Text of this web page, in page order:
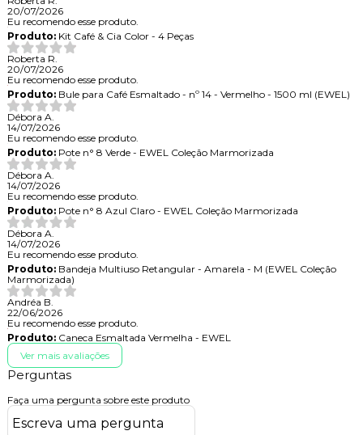
20/07/2026
Eu recomendo esse produto.
Produto:Kit Café & Cia Color - 4 Peças
Roberta R.
20/07/2026
Eu recomendo esse produto.
Produto:Bule para Café Esmaltado - nº 14 - Vermelho - 1500 ml (EWEL)
Débora A.
14/07/2026
Eu recomendo esse produto.
Produto:Pote n° 8 Verde - EWEL Coleção Marmorizada
Débora A.
14/07/2026
Eu recomendo esse produto.
Produto:Pote n° 8 Azul Claro - EWEL Coleção Marmorizada
Débora A.
14/07/2026
Eu recomendo esse produto.
Produto:Bandeja Multiuso Retangular - Amarela - M (EWEL Coleção
Marmorizada)
Andréa B.
22/06/2026
Eu recomendo esse produto.
Produto:Caneca Esmaltada Vermelha - EWEL
Ver mais avaliações
Perguntas
Faça uma pergunta sobre este produto